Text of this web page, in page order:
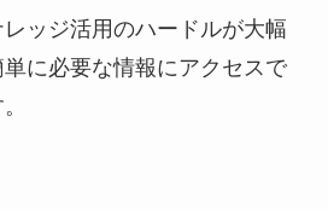
ッジ活用のハードルが大幅
に必要な情報にアクセスで